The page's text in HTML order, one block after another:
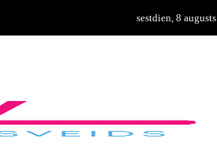
sestdien, 8 augusts